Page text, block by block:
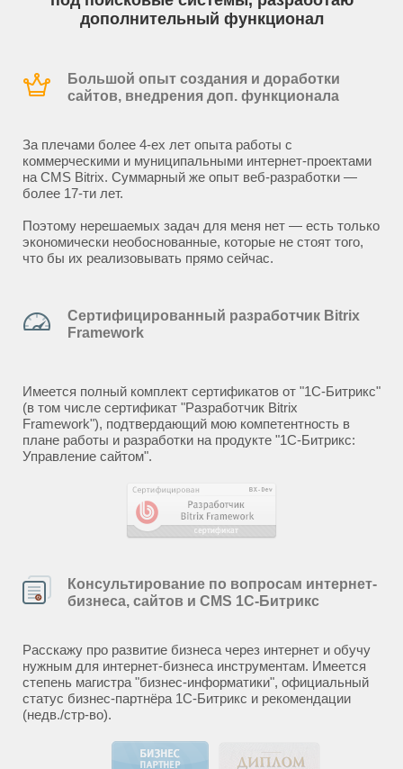
дополнительный функционал
Большой опыт создания и доработки
сайтов, внедрения доп. функционала
За плечами более 4-ех лет опыта работы с
коммерческими и муниципальными интернет-проектами
на CMS Bitrix. Суммарный же опыт веб-разработки —
более 17-ти лет.
Поэтому нерешаемых задач для меня нет — есть только
экономически необоснованные, которые не стоят того,
что бы их реализовывать прямо сейчас.
Сертифицированный разработчик Bitrix
Framework
Имеется полный комплект сертификатов от "1С-Битрикс"
(в том числе сертификат "Разработчик Bitrix
Framework"), подтвердающий мою компетентность в
плане работы и разработки на продукте "1С-Битрикс:
Управление сайтом".
Консультирование по вопросам интернет-
бизнеса, сайтов и CMS 1С-Битрикс
Расскажу про развитие бизнеса через интернет и обучу
нужным для интернет-бизнеса инструментам. Имеется
степень магистра "бизнес-информатики", официальный
статус бизнес-партнёра 1С-Битрикс и рекомендации
(недв./стр-во).